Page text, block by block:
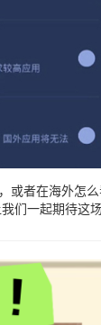
或者在海外怎么
们一起期待这